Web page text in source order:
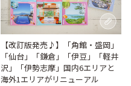
【改訂版発売♪】「角館・盛岡」
「仙台」「鎌倉」「伊豆」「軽井
沢」「伊勢志摩」国内6エリアと
海外1エリアがリニューアル